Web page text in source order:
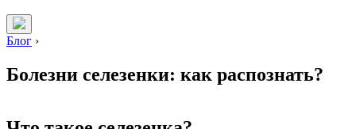
Блог ›
Болезни селезенки: как распознать?